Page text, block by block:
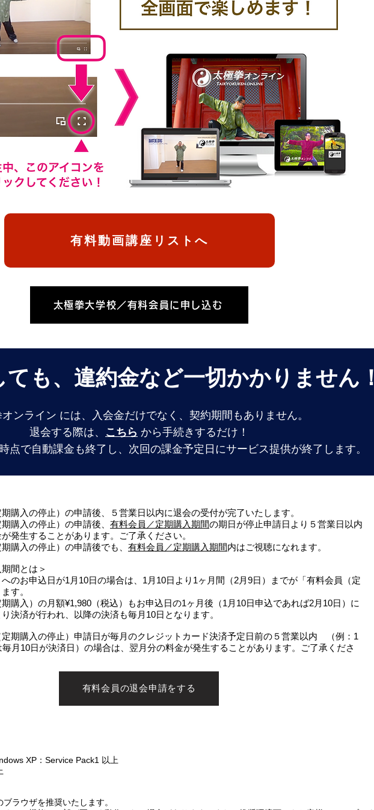
有料動画講座リストへ
太極拳大学校／有料会員に申し込む
ても、違約金など一切かかりません！
ンライン には、入会金だけでなく、契約期間もありません。
退会する際は、 こちら から手続きするだけ！
点で自動課金も終了し、次回の課金予定日にサービス提供が終了します。
購入の停止）の申請後、５営業日以内に退会の受付が完了いたします。
購入の停止）の申請後、 有料会員／定期購入期間の期日が停止申請日より５営業日以内
発生することがあります。ご了承ください。
購入の停止）の申請後でも、 有料会員／定期購入期間内はご視聴になれます。
間とは＞
のお申込日が1月10日の場合は、1月10日より1ヶ月間（2月9日）までが「有料会員（定
す。
購入）の月額¥1,980（税込）もお申込日の1ヶ月後（1月10日申込であれば2月10日）に
決済が行われ、以降の決済も毎月10日となります。
期購入の停止）申請日が毎月のクレジットカード決済予定日前の５営業以内 （例：1
毎月10日が決済日）の場合は、翌月分の料金が発生することがあります。ご了承くださ
有料会員の退会申請をする
XP：Service Pack1 以上
ラウザを推奨いたします。